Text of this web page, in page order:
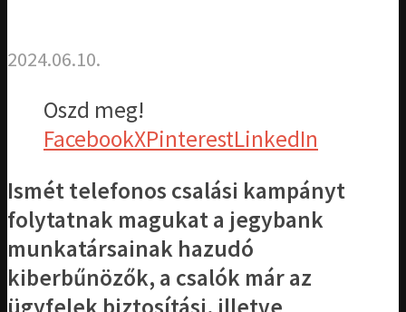
2024.06.10.
Oszd meg!
FacebookXPinterestLinkedIn
Ismét telefonos csalási kampányt
folytatnak magukat a jegybank
munkatársainak hazudó
kiberbűnözők, a csalók már az